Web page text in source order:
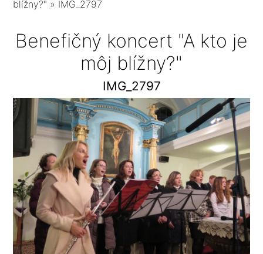
blížny?" » IMG_2797
Benefičný koncert "A kto je
môj blížny?"
IMG_2797